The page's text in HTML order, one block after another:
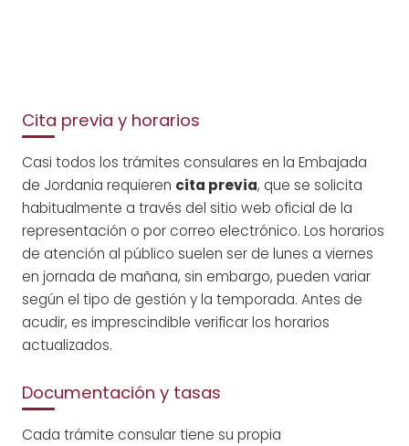
Cita previa y horarios
Casi todos los trámites consulares en la Embajada
de Jordania requieren cita previa, que se solicita
habitualmente a través del sitio web oficial de la
representación o por correo electrónico. Los horarios
de atención al público suelen ser de lunes a viernes
en jornada de mañana, sin embargo, pueden variar
según el tipo de gestión y la temporada. Antes de
acudir, es imprescindible verificar los horarios
actualizados.
Documentación y tasas
Cada trámite consular tiene su propia